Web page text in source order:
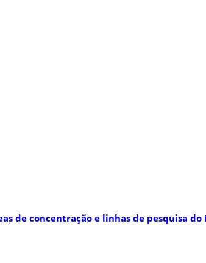
de concentração e linhas de pesquisa do